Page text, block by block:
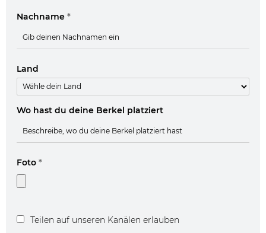
Nachname*
Land
Wo hast du deine Berkel platziert
Foto*
Teilen auf unseren Kanälen erlauben